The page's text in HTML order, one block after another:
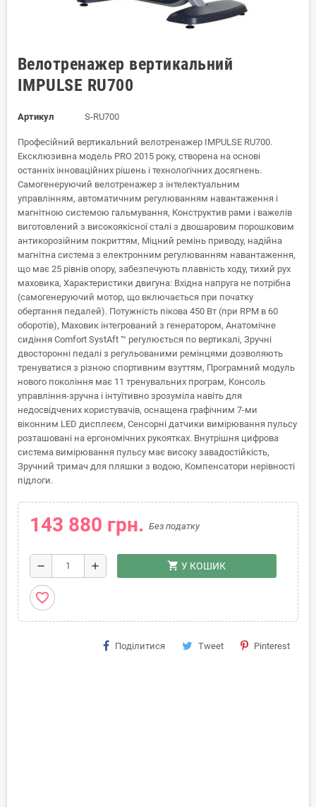
Велотренажер вертикальний
IMPULSE RU700
Артикул S-RU700
Професійний вертикальний велотренажер IMPULSE RU700.
Ексклюзивна модель PRO 2015 року, створена на основі
останніх інноваційних рішень і технологічних досягнень.
Самогенеруючий велотренажер з інтелектуальним
управлінням, автоматичним регулюванням навантаження і
магнітною системою гальмування, Конструктив рами і важелів
виготовлений з високоякісної сталі з двошаровим порошковим
антикорозійним покриттям, Міцний ремінь приводу, надійна
магнітна система з електронним регулюванням навантаження,
що має 25 рівнів опору, забезпечують плавність ходу, тихий рух
маховика, Характеристики двигуна: Вхідна напруга не потрібна
(самогенеруючий мотор, що включається при початку
обертання педалей). Потужність пікова 450 Вт (при RPM в 60
оборотів), Маховик інтегрований з генератором, Анатомічне
сидіння Comfort SystAft ™ регулюється по вертикалі, Зручні
двосторонні педалі з регульованими ремінцями дозволяють
тренуватися з різною спортивним взуттям, Програмний модуль
нового покоління має 11 тренувальних програм, Консоль
управління-зручна і інтуїтивно зрозуміла навіть для
недосвідчених користувачів, оснащена графічним 7-ми
віконним LED дисплеєм, Сенсорні датчики вимірювання пульсу
розташовані на ергономічних рукоятках. Внутрішня цифрова
система вимірювання пульсу має високу завадостійкість,
Зручний тримач для пляшки з водою, Компенсатори нерівності
підлоги.
143 880 грн. Без податку
remove add shopping_cart У КОШИК
favorite_border
Поділитися Tweet Pinterest